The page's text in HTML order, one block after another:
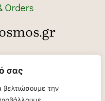
σας
βελτιώσουμε την
Orders